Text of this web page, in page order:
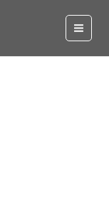
Main